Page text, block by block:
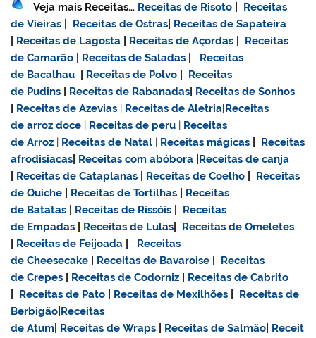
Veja mais Receitas… Receitas de Risoto
Receitas
de Vieiras
Receitas de Ostras Receitas de Sapateira
Receitas de Lagosta Receitas de Açordas
Receitas
de Camarão
Receitas de Saladas
Receitas
de Bacalhau
Receitas de Polvo
Receitas
de Pudins
Receitas de Rabanadas Receitas de Sonhos
Receitas de Azevias | Receitas de Aletria Receitas
dearroz doce | Receitas de peru | Receitas
de Arroz | Receitas de Natal | Receitas mágicas
Receitas
afrodisiacas Receitas com abóbora Receitas de canja
Receitas de Cataplanas Receitas de Coelho
Receitas
de Quiche
Receitas de Tortilhas
Receitas
de Batatas
Receitas de Rissóis
Receitas
de Empadas
Receitas de Lulas
Receitas de Omeletes
Receitas de Feijoada
Receitas
de Cheesecake
Receitas de Bavaroise
Receitas
de Crepes
Receitas de Codorniz
Receitas de Cabrito
Receitas de Pato Receitas de Mexilhões
Receitas de
Berbigão Receitas
de Atum Receitas de Wraps Receitas de Salmão Receit